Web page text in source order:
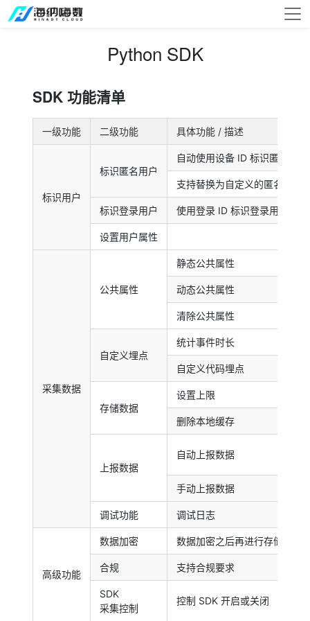
Python SDK
SDK 功能清单
一级功能 二级功能 具体功能 / 描述
标识用户
标识匿名用户
自动使用设备 ID 标识匿名用户
支持替换为自定义的匿名 ID
标识登录用户 使用登录 ID 标识登录用户
设置用户属性
采集数据
公共属性
静态公共属性
动态公共属性
清除公共属性
自定义埋点
统计事件时长
自定义代码埋点
存储数据
设置上限
删除本地缓存
上报数据
自动上报数据
手动上报数据
调试功能 调试日志
高级功能
数据加密 数据加密之后再进行存储和发
合规 支持合规要求
SDK
采集控制
控制 SDK 开启或关闭